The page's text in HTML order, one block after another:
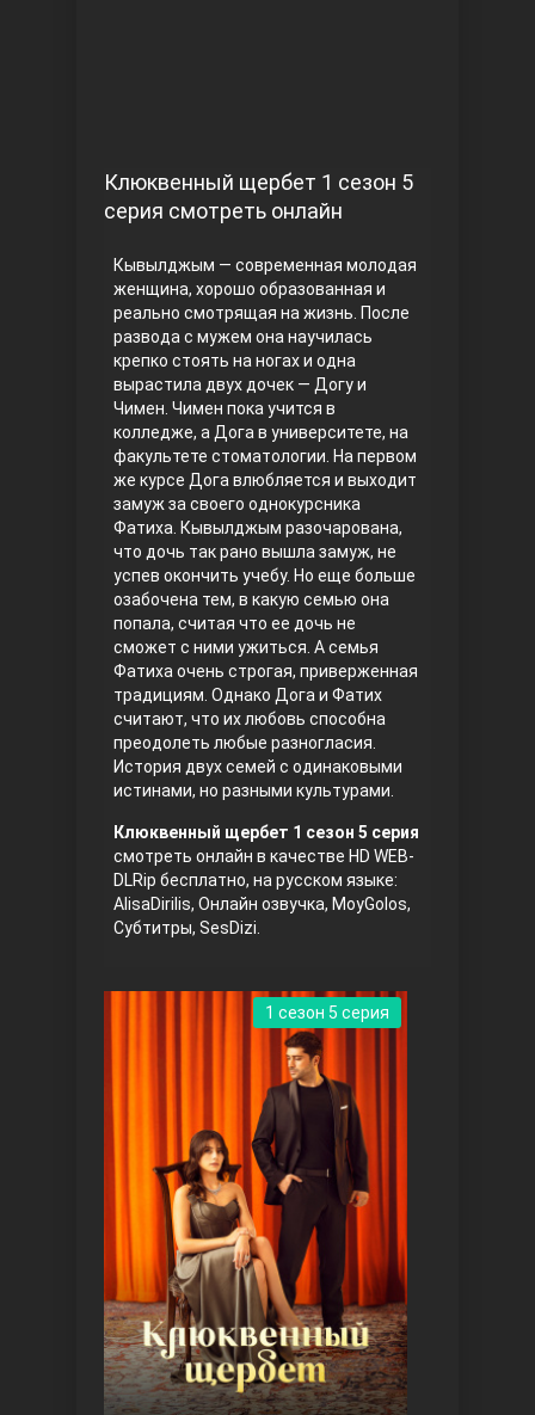
Правосyдие
Любовь напрокат
Воскресший Эртугрул
Ветреный холм
Клюквенный щербет 1 сезон 5
серия смотреть онлайн
Кывылджым — современная молодая
женщина, хорошо образованная и
реально смотрящая на жизнь. После
развода с мужем она научилась
крепко стоять на ногах и одна
вырастила двух дочек — Догу и
Чимен. Чимен пока учится в
колледже, а Дога в университете, на
факультете стоматологии. На первом
же курсе Дога влюбляется и выходит
замуж за своего однокурсника
Фатиха. Кывылджым разочарована,
что дочь так рано вышла замуж, не
успев окончить учебу. Но еще больше
озабочена тем, в какую семью она
попала, считая что ее дочь не
сможет с ними ужиться. А семья
Фатиха очень строгая, приверженная
традициям. Однако Дога и Фатих
считают, что их любовь способна
преодолеть любые разногласия.
История двух семей с одинаковыми
истинами, но разными культурами.
Клюквенный щербет 1 сезон 5 серия
смотреть онлайн в качестве HD WEB-
DLRip бесплатно, на русском языке:
AlisaDirilis, Онлайн озвучка, MoyGolos,
Субтитры, SesDizi.
1 сезон 5 серия